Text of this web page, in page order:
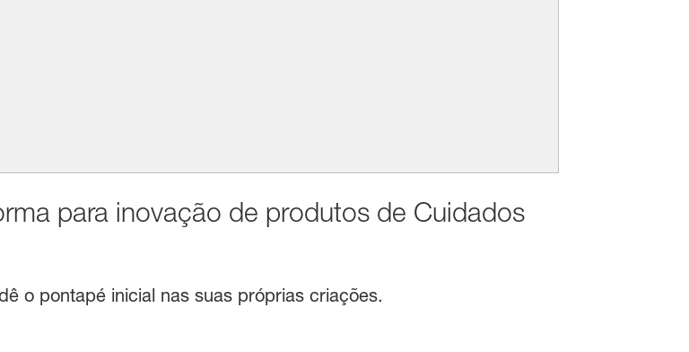
para inovação de produtos de Cuidados
o pontapé inicial nas suas próprias criações.